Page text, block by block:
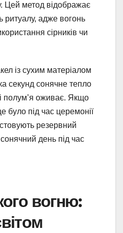
Цей метод відображає
ритуалу, адже вогонь
сірників чи
із сухим матеріалом
секунд сонячне тепло
полум’я оживає. Якщо
було під час церемонії
резервний
день під час
вогню: